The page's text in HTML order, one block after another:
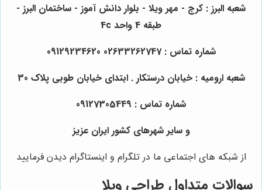
شعبه البرز : کرج - مهر ویلا - بلوار دانش آموز - ساختمان البرز -
طبقه 4 واحد 4c
شماره تماس : 02633262747 09129234620
شعبه ارومیه : خیابان درستکار . ابتدای خیابان طوبی پلاک 30
شماره تماس : 09127305449
و سایر شهرهای کشور ایران عزیز
از شبکه های اجتماعی ما در تلگرام و اینستاگرام دیدن فرمایید
سوالات متداول طراحی ویلا